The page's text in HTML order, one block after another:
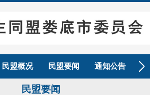
民盟概况 民盟要闻 通知公告 参
民盟要闻